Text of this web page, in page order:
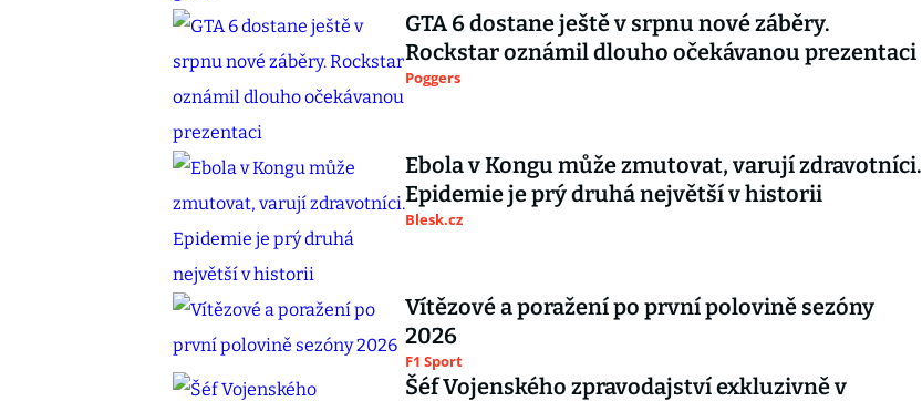
GTA 6 dostane ještě v srpnu nové záběry.
Rockstar oznámil dlouho očekávanou prezentaci
Poggers
Ebola v Kongu může zmutovat, varují zdravotníci.
Epidemie je prý druhá největší v historii
Blesk.cz
Vítězové a poražení po první polovině sezóny
2026
F1 Sport
Šéf Vojenského zpravodajství exkluzivně v